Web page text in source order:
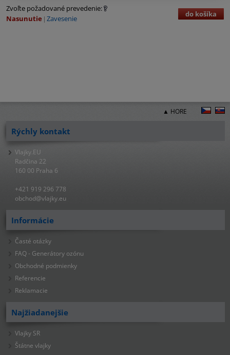
Zvoľte požadované prevedenie:
Nasunutie Zavesenie do košíka
▲ HORE
Rýchly kontakt
Vlajky.EU
Radčina 22
160 00 Praha 6
+421 919 296 778
obchod@vlajky.eu
Informácie
Časté otázky
FAQ - Generátory ozónu
Obchodné podmienky
Referencie
Reklamacie
Najžiadanejšie
Vlajky SR
Štátne vlajky